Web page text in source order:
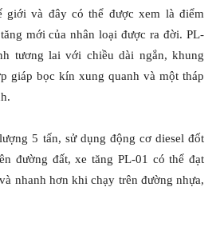
giới và đây có thể được xem là điểm
mới của nhân loại được ra đời. PL-
tương lai với chiều dài ngắn, khung
giáp bọc kín xung quanh và một tháp
5 tấn, sử dụng động cơ diesel đốt
đường đất, xe tăng PL-01 có thể đạt
nhanh hơn khi chạy trên đường nhựa,